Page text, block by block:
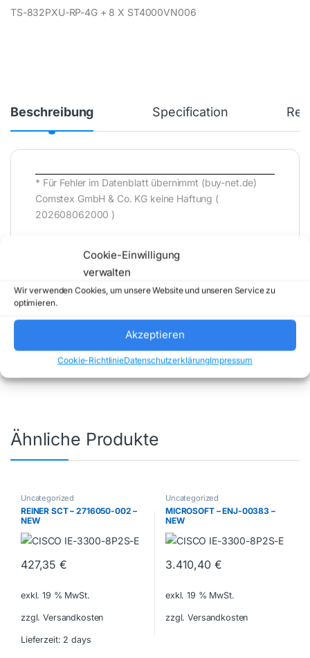
Cookie-Einwilligung
verwalten
Wir verwenden Cookies, um unsere Website und unseren Service zu
optimieren.
Akzeptieren
Cookie-RichtlinieDatenschutzerklärungImpressum
TS-832PXU-RP-4G + 8 X ST4000VN006
Beschreibung Specification
* Für Fehler im Datenblatt übernimmt (buy-net.de)
Comstex GmbH & Co. KG keine Haftung (
202608062000 )
4G+8XST4000VN006
Kategorie:
Ähnliche Produkte
Uncategorized
REINER SCT – 2716050-002 –
NEW
427,35€
exkl. 19 % MwSt.
zzgl. Versandkosten
Lieferzeit: 2 days
Uncategorized
MICROSOFT – ENJ-00383 –
NEW
3.410,40 €
exkl. 19 % MwSt.
zzgl. Versandkosten